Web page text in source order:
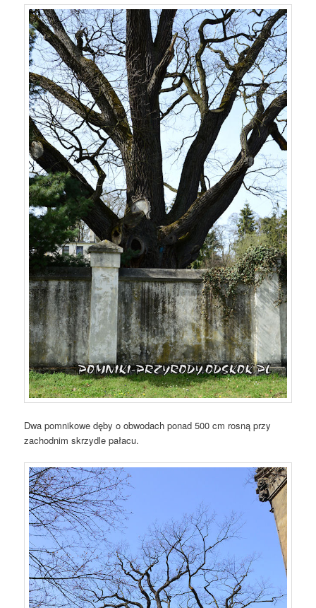
Dwa pomnikowe dęby o obwodach ponad 500 cm rosną przy
zachodnim skrzydle pałacu.